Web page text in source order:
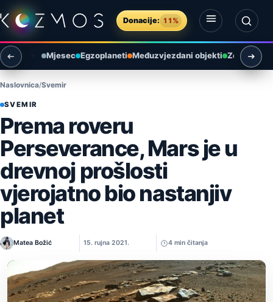
Preskoči na sadržaj
Donacije: 11%
Otvori izbornik
Otvori pretragu
Mjesec Egzoplaneti Međuzvjezdani objekti Zemlja i
Naslovnica Svemir
SVEMIR
Prema roveru
Perseverance, Mars je u
drevnoj prošlosti
vjerojatno bio nastanjiv
planet
Matea Božić 15. rujna 2021. 4 min čitanja